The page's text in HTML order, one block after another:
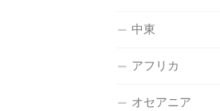
中東
アフリカ
オセアニア